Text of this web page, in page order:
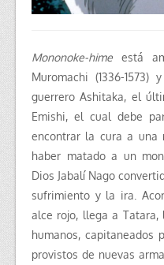
Mononoke-hime está
Muromachi (1336-
guerrero Ashitaka, el
Emishi, el cual debe
encontrar la cura a una
haber matado a un
Dios Jabalí Nago
sufrimiento y la ira.
alce rojo, llega a Tatara,
humanos, capitaneados
provistos de nuevas